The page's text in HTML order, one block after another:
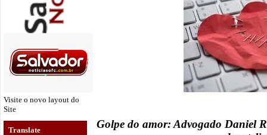
Visite o novo layout do
Site
Translate
Golpe do amor: Advogado Daniel